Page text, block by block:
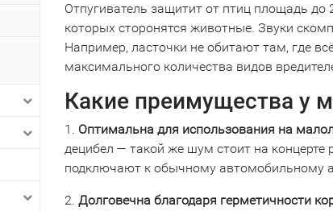
Отпугиватель защитит от птиц площадь
которых сторонятся животные. Звуки
Например, ласточки не обитают там, где
максимального количества видов
Какие преимущества у
1. Оптимальна для использования на
децибел — такой же шум стоит на концерте
подключают к обычному автомобильному
2. Долговечна благодаря герметичности